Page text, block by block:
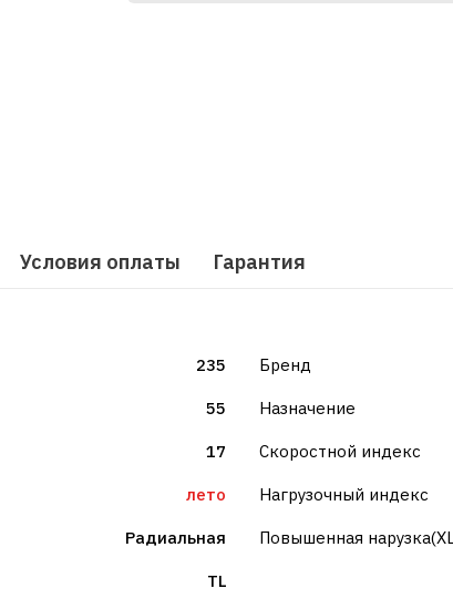
Условия оплаты Гарантия
235
55
17
лето
Радиальная
TL
Бренд
Назначение
Скоростной индекс
Нагрузочный индекс
Повышенная